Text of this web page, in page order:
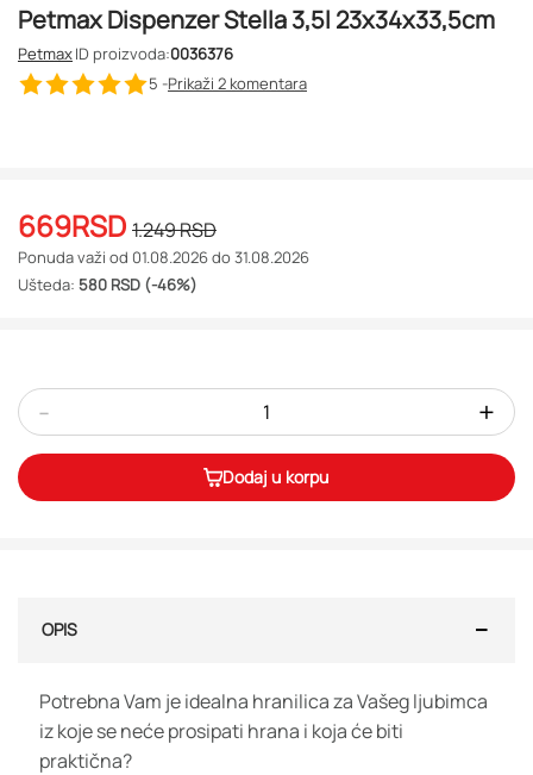
Petmax Dispenzer Stella 3,5l 23x34x33,5cm
PetmaxID proizvoda:0036376
5 -Prikaži 2 komentara
669RSD 1.249RSD
Ponuda važi od 01.08.2026 do 31.08.2026
Ušteda: 580 RSD (-46%)
- +
Dodaj u korpu
OPIS
Potrebna Vam je idealna hranilica za Vašeg ljubimca
iz koje se neće prosipati hrana i koja će biti
praktična?